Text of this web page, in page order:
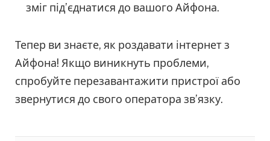
зміг під’єднатися до вашого Айфона.
Тепер ви знаєте, як роздавати інтернет з
Айфона! Якщо виникнуть проблеми,
спробуйте перезавантажити пристрої або
звернутися до свого оператора зв’язку.